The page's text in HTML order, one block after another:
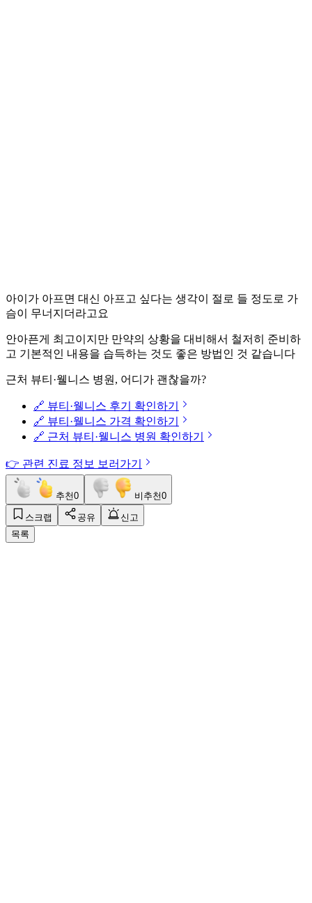
아이가 아프면 대신 아프고 싶다는 생각이 절로 들 정도로 가
슴이 무너지더라고요
안아픈게 최고이지만 만약의 상황을 대비해서 철저히 준비하
고 기본적인 내용을 습득하는 것도 좋은 방법인 것 같습니다
근처 뷰티·웰니스 병원, 어디가 괜찮을까?
🔗 뷰티·웰니스 후기 확인하기
🔗 뷰티·웰니스 가격 확인하기
🔗 근처 뷰티·웰니스 병원 확인하기
👉 관련 진료 정보 보러가기
추천0 비추천0
스크랩 공유
신고
목록